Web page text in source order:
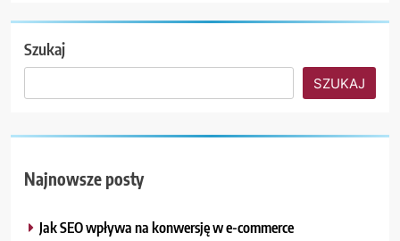
Szukaj
SZUKAJ
Najnowsze posty
Jak SEO wpływa na konwersję w e-commerce